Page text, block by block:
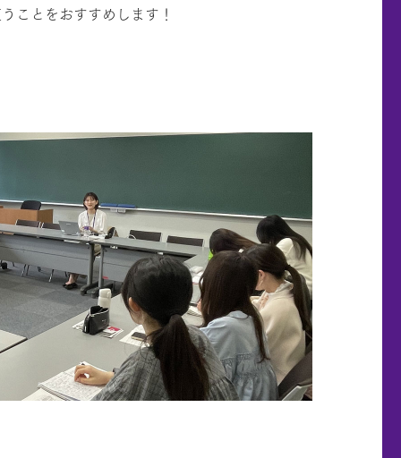
ことをおすすめします！